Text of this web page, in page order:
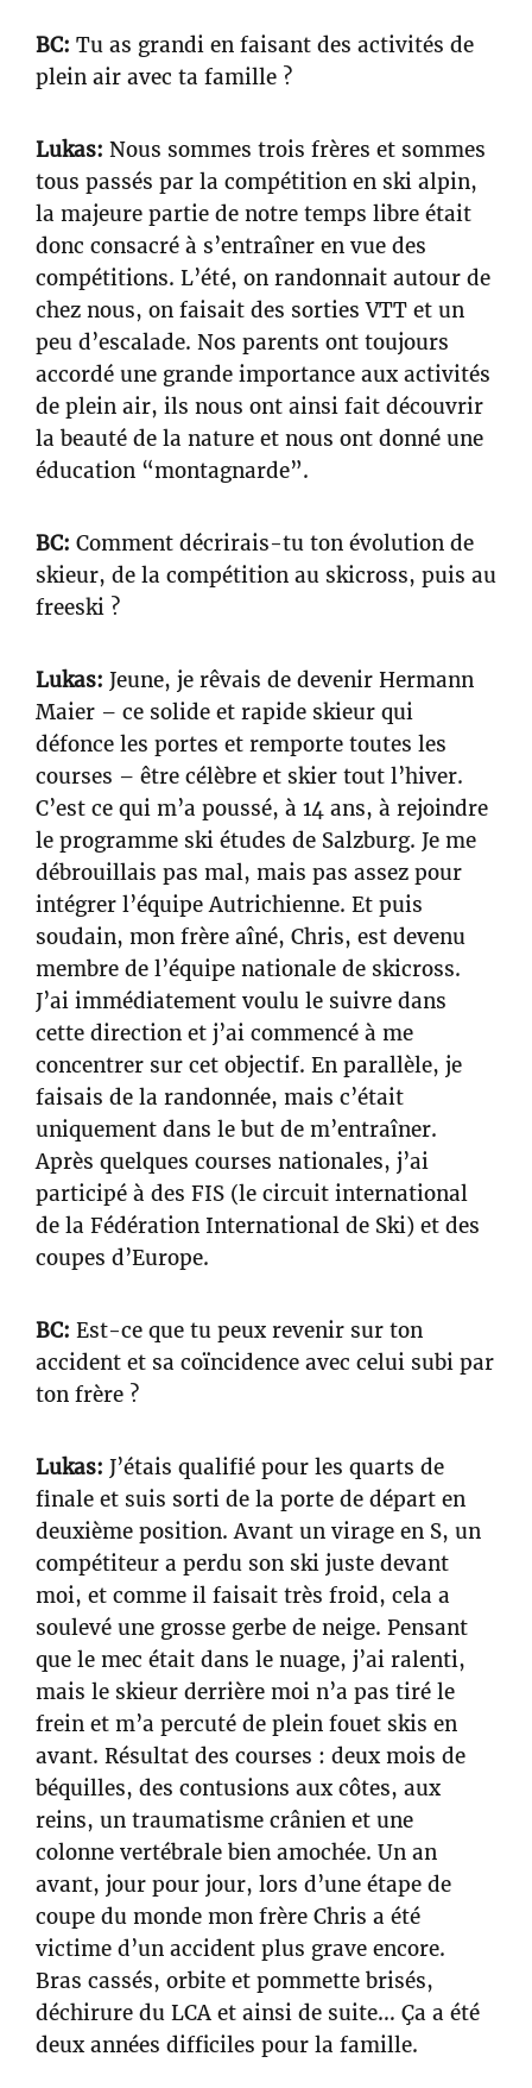
BC: Tu as grandi en faisant des activités de
plein air avec ta famille ?
Lukas: Nous sommes trois frères et sommes
tous passés par la compétition en ski alpin,
la majeure partie de notre temps libre était
donc consacré à s’entraîner en vue des
compétitions. L’été, on randonnait autour de
chez nous, on faisait des sorties VTT et un
peu d’escalade. Nos parents ont toujours
accordé une grande importance aux activités
de plein air, ils nous ont ainsi fait découvrir
la beauté de la nature et nous ont donné une
éducation “montagnarde”.
BC: Comment décrirais-tu ton évolution de
skieur, de la compétition au skicross, puis au
freeski ?
Lukas: Jeune, je rêvais de devenir Hermann
Maier – ce solide et rapide skieur qui
défonce les portes et remporte toutes les
courses – être célèbre et skier tout l’hiver.
C’est ce qui m’a poussé, à 14 ans, à rejoindre
le programme ski études de Salzburg. Je me
débrouillais pas mal, mais pas assez pour
intégrer l’équipe Autrichienne. Et puis
soudain, mon frère aîné, Chris, est devenu
membre de l’équipe nationale de skicross.
J’ai immédiatement voulu le suivre dans
cette direction et j’ai commencé à me
concentrer sur cet objectif. En parallèle, je
faisais de la randonnée, mais c’était
uniquement dans le but de m’entraîner.
Après quelques courses nationales, j’ai
participé à des FIS (le circuit international
de la Fédération International de Ski) et des
coupes d’Europe.
BC: Est-ce que tu peux revenir sur ton
accident et sa coïncidence avec celui subi par
ton frère ?
Lukas: J’étais qualifié pour les quarts de
finale et suis sorti de la porte de départ en
deuxième position. Avant un virage en S, un
compétiteur a perdu son ski juste devant
moi, et comme il faisait très froid, cela a
soulevé une grosse gerbe de neige. Pensant
que le mec était dans le nuage, j’ai ralenti,
mais le skieur derrière moi n’a pas tiré le
frein et m’a percuté de plein fouet skis en
avant. Résultat des courses : deux mois de
béquilles, des contusions aux côtes, aux
reins, un traumatisme crânien et une
colonne vertébrale bien amochée. Un an
avant, jour pour jour, lors d’une étape de
coupe du monde mon frère Chris a été
victime d’un accident plus grave encore.
Bras cassés, orbite et pommette brisés,
déchirure du LCA et ainsi de suite… Ça a été
deux années difficiles pour la famille.